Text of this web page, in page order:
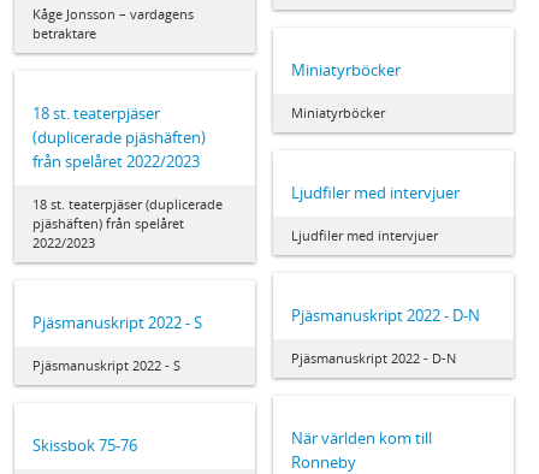
Kåge Jonsson – vardagens
betraktare
Miniatyrböcker
Miniatyrböcker
18 st. teaterpjäser
(duplicerade pjäshäften)
från spelåret 2022/2023
18 st. teaterpjäser (duplicerade
pjäshäften) från spelåret
2022/2023
Ljudfiler med intervjuer
Ljudfiler med intervjuer
Pjäsmanuskript 2022 - D-N
Pjäsmanuskript 2022 - D-N
Pjäsmanuskript 2022 - S
Pjäsmanuskript 2022 - S
När världen kom till
Ronneby
Skissbok 75-76